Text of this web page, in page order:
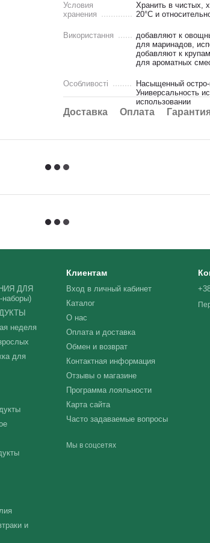
Условия
хранения
Хранить в чистых,
20°C и
Використання
добавляют к
для маринадов,
добавляют к
для ароматных
Особливості
Насыщенный
Универсальность
использовании
Доставка Оплата
ДЛЯ
неделя
для
и
Клиентам
Вход в личный кабинет
Каталог
О нас
Оплата и доставка
Обмен и возврат
Контактная информация
Отзывы о магазине
Программа лояльности
Карта сайта
Часто задаваемые вопросы
Мы в соцсетях